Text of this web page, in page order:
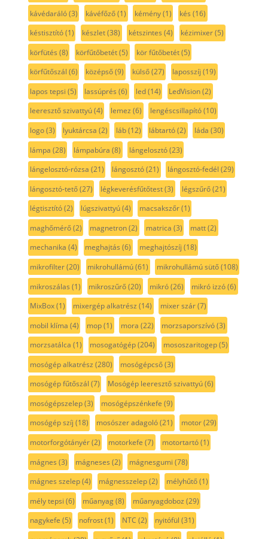
kávédaráló(3) kávéfőző(1) kémény(1) kés (16)
késtisztító(1) készlet(38) kétszintes (4) kézimixer(5)
körfütés (8) körfűtőbetét(5) kör fűtőbetét(5)
körfűtőszál (6) középső(9) külső(27) laposszíj (19)
lapos tepsi (5) lassúprés (6) led(14) LedVision(2)
leeresztő szivattyú(4) lemez (6) lengéscsillapító(10)
logo(3) lyuktárcsa (2) láb(12) lábtartó(2) láda (30)
lámpa (28) lámpabúra (8) lángelosztó(23)
lángelosztó-rózsa (21) lángosztó(21) lángosztó-fedél (29)
lángosztó-tető(27) légkeverésfűtőtest(3) légszűrő(21)
légtisztító(2) lúgszivattyú(4) macsakszőr(1)
maghőmérő(2) magnetron(2) matrica (3) matt(2)
mechanika (4) meghajtás (6) meghajtószíj (18)
mikrofilter(20) mikrohullámú(61) mikrohullámú sütő(108)
mikroszálas (1) mikroszűrő(20) mikró(26) mikró izzó(6)
MixBox(1) mixergép alkatrész (14) mixer szár(7)
mobil klíma (4) mop(1) mora (22) morzsaporszívó(3)
morzsatálca (1) mosogatógép(204) mososzaritogep(5)
mosógép alkatrész (280) mosógépcső(3)
mosógép fűtőszál (7) Mosógép leeresztő szivattyú(6)
mosógépszelep(3) mosógépszénkefe (9)
mosógép szíj (18) mosószer adagoló(21) motor(29)
motorforgótányér(2) motorkefe (7) motortartó(1)
mágnes (3) mágneses (2) mágnesgumi (78)
mágnes szelep(4) mágnesszelep(2) mélyhűtő(1)
mély tepsi (6) műanyag(8) műanyagdoboz (29)
nagykefe (5) nofrost(1) NTC (2) nyitófül (31)